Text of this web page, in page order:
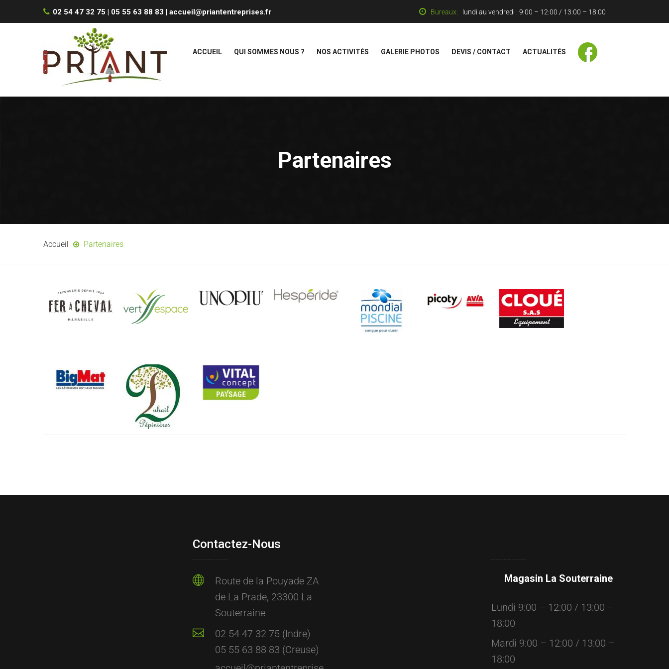
02 54 47 32 75 | 05 55 63 88 83 | accueil@priantentreprises.fr Bureaux: lundi au vendredi : 9:00 – 12:00 / 13:00 – 18:00
ACCUEIL QUI SOMMES NOUS ? NOS ACTIVITÉS GALERIE PHOTOS DEVIS / CONTACT ACTUALITÉS
Partenaires
Accueil Partenaires
Contactez-Nous
Route de la Pouyade ZA
de La Prade, 23300 La
Souterraine
02 54 47 32 75 (Indre)
05 55 63 88 83 (Creuse)
Magasin La Souterraine
Lundi 9:00 – 12:00 / 13:00 –
18:00
Mardi 9:00 – 12:00 / 13:00 –
18:00